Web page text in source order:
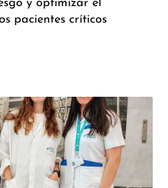
y optimizar el
pacientes críticos